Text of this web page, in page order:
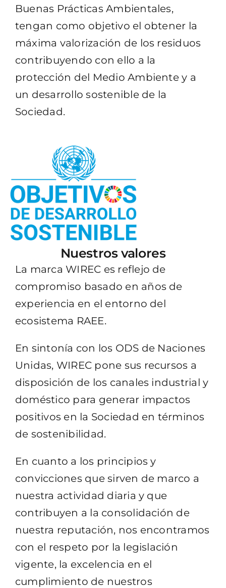
Buenas Prácticas Ambientales,
tengan como objetivo el obtener la
máxima valorización de los residuos
contribuyendo con ello a la
protección del Medio Ambiente y a
un desarrollo sostenible de la
Sociedad.
Nuestros valores
La marca WIREC es reflejo de
compromiso basado en años de
experiencia en el entorno del
ecosistema RAEE.
En sintonía con los ODS de Naciones
Unidas, WIREC pone sus recursos a
disposición de los canales industrial y
doméstico para generar impactos
positivos en la Sociedad en términos
de sostenibilidad.
En cuanto a los principios y
convicciones que sirven de marco a
nuestra actividad diaria y que
contribuyen a la consolidación de
nuestra reputación, nos encontramos
con el respeto por la legislación
vigente, la excelencia en el
cumplimiento de nuestros